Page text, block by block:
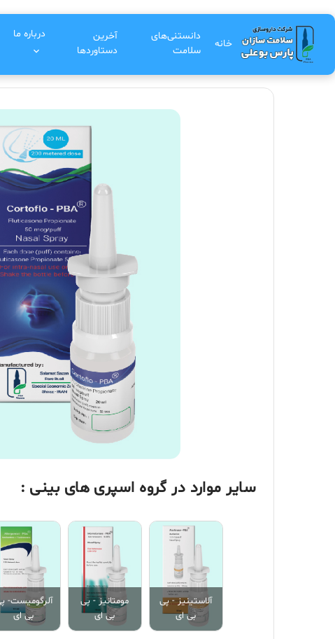
خانه
دانستنی‌های
سلامت
آخرین
دستاوردها
درباره ما
سایر موارد در گروه اسپری های بینی :
آلاستینیز - پی
بی ای
مومتانیز - پی
بی ای
آلرگومیست-
بی ای